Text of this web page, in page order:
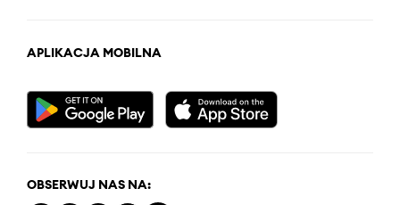
APLIKACJA MOBILNA
OBSERWUJ NAS NA: